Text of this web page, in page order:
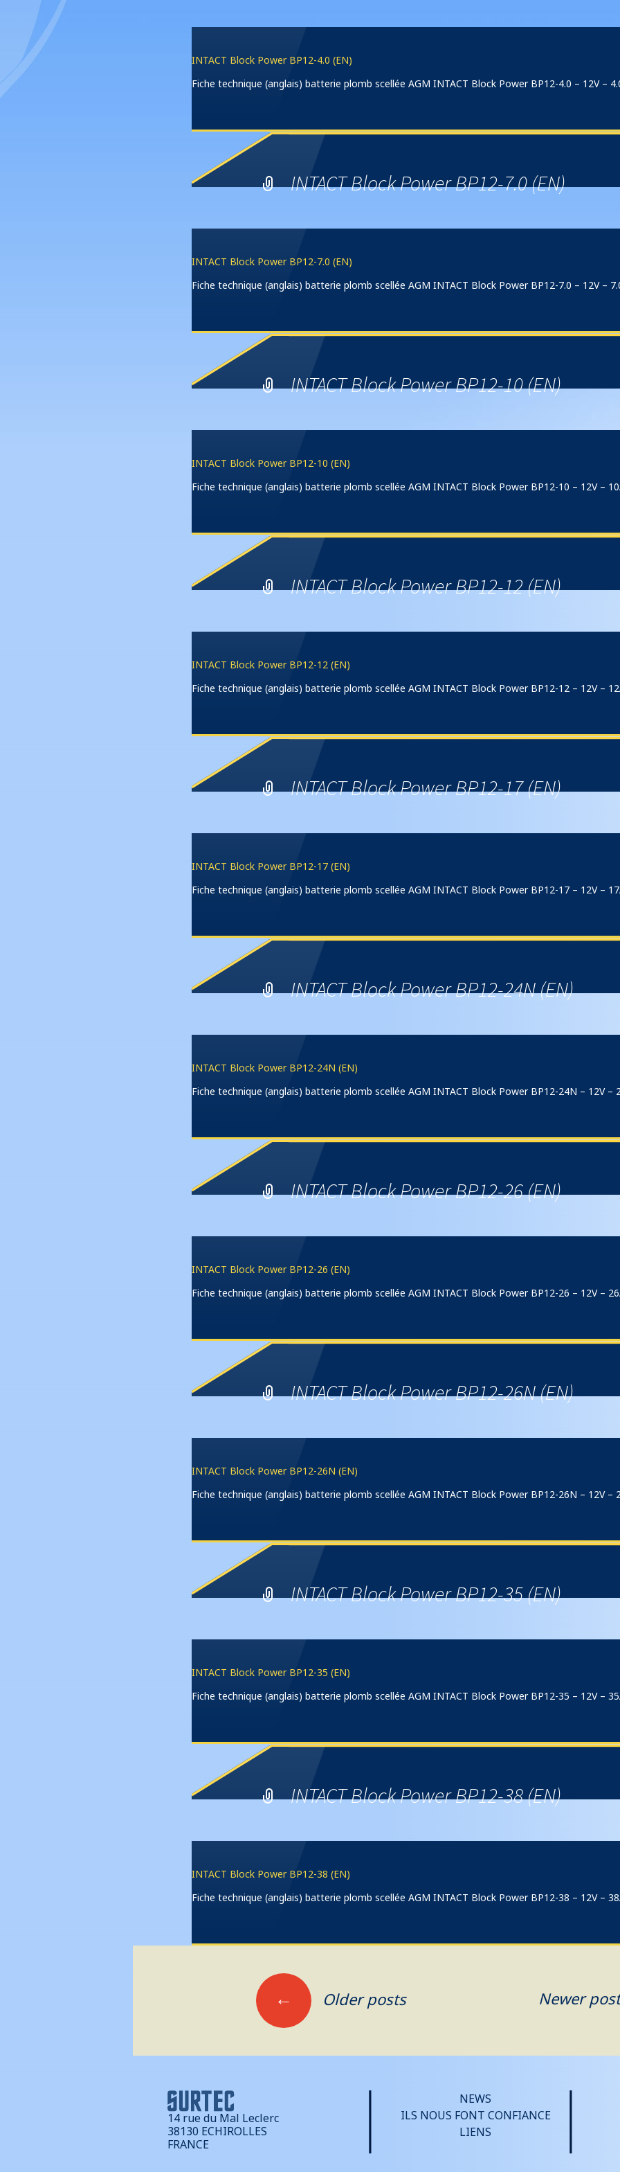
INTACT Block Power BP12-4.0 (EN)
Fiche technique (anglais) batterie plomb scellée AGM INTACT Block Power BP12-4.0 – 12V –
INTACT Block Power BP12-7.0 (EN)
INTACT Block Power BP12-7.0 (EN)
Fiche technique (anglais) batterie plomb scellée AGM INTACT Block Power BP12-7.0 – 12V –
INTACT Block Power BP12-10 (EN)
INTACT Block Power BP12-10 (EN)
Fiche technique (anglais) batterie plomb scellée AGM INTACT Block Power BP12-10 – 12V –
INTACT Block Power BP12-12 (EN)
INTACT Block Power BP12-12 (EN)
Fiche technique (anglais) batterie plomb scellée AGM INTACT Block Power BP12-12 – 12V –
INTACT Block Power BP12-17 (EN)
INTACT Block Power BP12-17 (EN)
Fiche technique (anglais) batterie plomb scellée AGM INTACT Block Power BP12-17 – 12V –
INTACT Block Power BP12-24N (EN)
INTACT Block Power BP12-24N (EN)
Fiche technique (anglais) batterie plomb scellée AGM INTACT Block Power BP12-24N – 12V –
INTACT Block Power BP12-26 (EN)
INTACT Block Power BP12-26 (EN)
Fiche technique (anglais) batterie plomb scellée AGM INTACT Block Power BP12-26 – 12V –
INTACT Block Power BP12-26N (EN)
INTACT Block Power BP12-26N (EN)
Fiche technique (anglais) batterie plomb scellée AGM INTACT Block Power BP12-26N – 12V –
INTACT Block Power BP12-35 (EN)
INTACT Block Power BP12-35 (EN)
Fiche technique (anglais) batterie plomb scellée AGM INTACT Block Power BP12-35 – 12V –
INTACT Block Power BP12-38 (EN)
INTACT Block Power BP12-38 (EN)
Fiche technique (anglais) batterie plomb scellée AGM INTACT Block Power BP12-38 – 12V –
navigation
← Older posts Newer
14 rue du Mal Leclerc
38130 ECHIROLLES
FRANCE
NEWS
ILS NOUS FONT CONFIANCE
LIENS